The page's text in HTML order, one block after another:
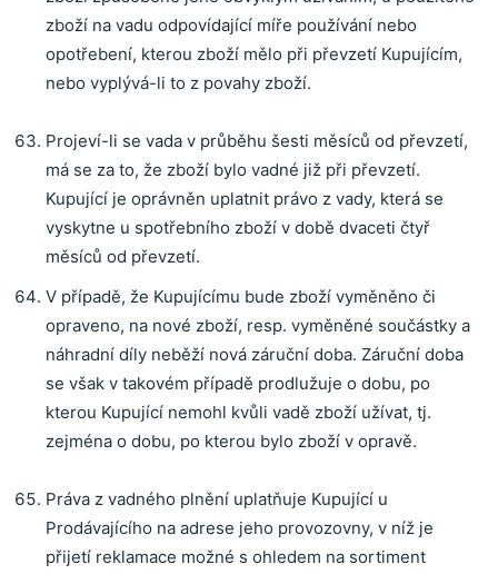
zboží na vadu odpovídající míře používání nebo
opotřebení, kterou zboží mělo při převzetí Kupujícím,
nebo vyplývá-li to z povahy zboží.
Projeví-li se vada v průběhu šesti měsíců od převzetí,
má se za to, že zboží bylo vadné již při převzetí.
Kupující je oprávněn uplatnit právo z vady, která se
vyskytne u spotřebního zboží v době dvaceti čtyř
měsíců od převzetí.
V případě, že Kupujícímu bude zboží vyměněno či
opraveno, na nové zboží, resp. vyměněné součástky a
náhradní díly neběží nová záruční doba. Záruční doba
se však v takovém případě prodlužuje o dobu, po
kterou Kupující nemohl kvůli vadě zboží užívat, tj.
zejména o dobu, po kterou bylo zboží v opravě.
Práva z vadného plnění uplatňuje Kupující u
Prodávajícího na adrese jeho provozovny, v níž je
přijetí reklamace možné s ohledem na sortiment